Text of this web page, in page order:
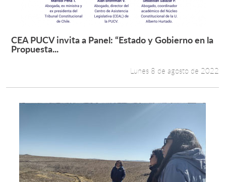
Leer más +
CEA PUCV invita a Panel: “Estado y Gobierno en la
Propuesta...
Lunes 8 de agosto de 2022